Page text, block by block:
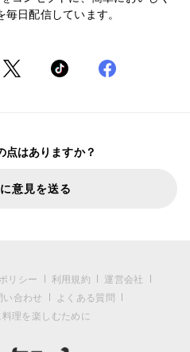
日配信しています。
点はありますか？
意見を送る
リシー 利用規約
運営会社
合わせ
よくある質問
理を楽しむために